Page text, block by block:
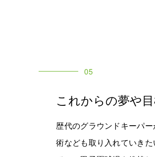
05
これからの夢や
歴代のグラウンドキーパ
術なども取り入れていき